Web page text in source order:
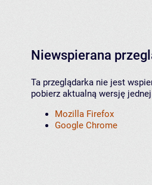
Niewspierana
Ta przeglądarka nie jest
pobierz aktualną wersję
Mozilla Firefox
Google Chrome